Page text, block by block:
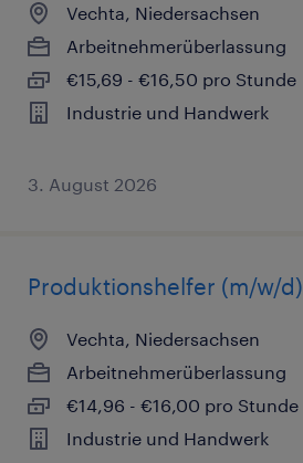
Vechta, Niedersachsen
Arbeitnehmerüberlassung
€15,69 - €16,50 pro Stunde
Industrie und Handwerk
3. August 2026
Produktionshelfer (m/w/d)
Vechta, Niedersachsen
Arbeitnehmerüberlassung
€14,96 - €16,00 pro Stunde
Industrie und Handwerk